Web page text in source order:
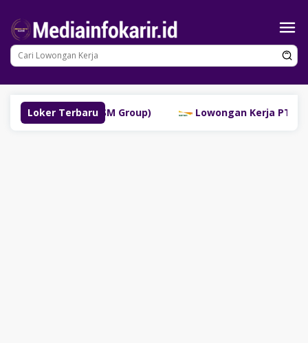
konten
Loker Terbaru
(SM Group) Lowongan Kerja PT Bank